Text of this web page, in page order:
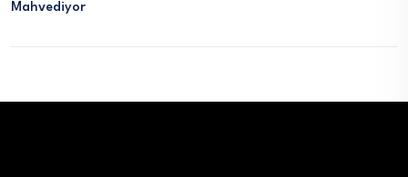
Mahvediyor